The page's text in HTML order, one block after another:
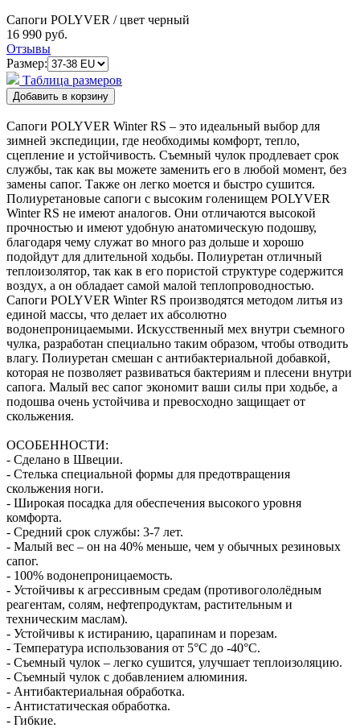
Сапоги POLYVER / цвет черный
16 990 руб.
Отзывы
Размер:
Таблица размеров
Сапоги POLYVER Winter RS – это идеальный выбор для
зимней экспедиции, где необходимы комфорт, тепло,
сцепление и устойчивость. Съемный чулок продлевает срок
службы, так как вы можете заменить его в любой момент, без
замены сапог. Также он легко моется и быстро сушится.
Полиуретановые сапоги с высоким голенищем POLYVER
Winter RS не имеют аналогов. Они отличаются высокой
прочностью и имеют удобную анатомическую подошву,
благодаря чему служат во много раз дольше и хорошо
подойдут для длительной ходьбы. Полиуретан отличный
теплоизолятор, так как в его пористой структуре содержится
воздух, а он обладает самой малой теплопроводностью.
Сапоги POLYVER Winter RS производятся методом литья из
единой массы, что делает их абсолютно
водонепроницаемыми. Искусственный мех внутри съемного
чулка, разработан специально таким образом, чтобы отводить
влагу. Полиуретан смешан с антибактериальной добавкой,
которая не позволяет развиваться бактериям и плесени внутри
сапога. Малый вес сапог экономит ваши силы при ходьбе, а
подошва очень устойчива и превосходно защищает от
скольжения.
ОСОБЕННОСТИ:
- Сделано в Швеции.
- Стелька специальной формы для предотвращения
скольжения ноги.
- Широкая посадка для обеспечения высокого уровня
комфорта.
- Средний срок службы: 3-7 лет.
- Малый вес – он на 40% меньше, чем у обычных резиновых
сапог.
- 100% водонепроницаемость.
- Устойчивы к агрессивным средам (противогололёдным
реагентам, солям, нефтепродуктам, растительным и
техническим маслам).
- Устойчивы к истиранию, царапинам и порезам.
- Температура использования от 5°C до -40°C.
- Съемный чулок – легко сушится, улучшает теплоизоляцию.
- Съемный чулок с добавлением алюминия.
- Антибактериальная обработка.
- Антистатическая обработка.
- Гибкие.